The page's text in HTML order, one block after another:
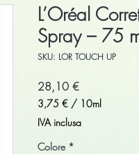
L’Oréal
Spray – 75
SKU: LOR TOUCH UP
28,10 €Prezzo
3,75 € / 10ml
3,75 €
ogni
10
IVA inclusa
Colore *